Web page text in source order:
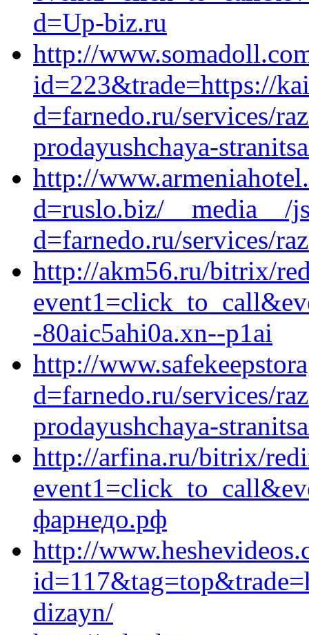
d=Up-biz.ru
http://
id=223&trade=https://
d=farnedo.ru/services/
prodayushchaya-
http://
d=ruslo.biz/__media__/
d=farnedo.ru/services/
http://akm56.ru/bitrix/
-80aic5ahi0a.xn--p1ai
http://
d=farnedo.ru/services/
prodayushchaya-
http://arfina.ru/bitrix/
фарнедо.рф
http://
dizayn/